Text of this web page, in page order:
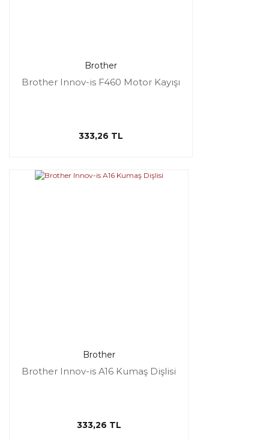
Brother
Brother Innov-is F460 Motor Kayışı
333,26 TL
Brother
Brother Innov-is A16 Kumaş Dişlisi
333,26 TL